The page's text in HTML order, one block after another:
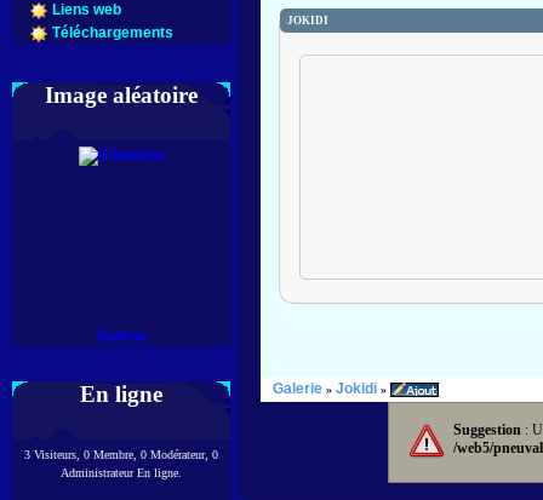
Liens web
Téléchargements
Image aléatoire
Galerie
En ligne
3 Visiteurs, 0 Membre, 0 Modérateur, 0
Administrateur En ligne.
JOKIDI
Galerie» Jokidi»
Suggestion :
/web5/